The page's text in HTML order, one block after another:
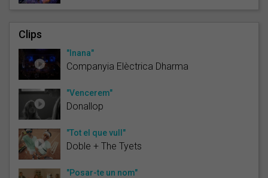
Clips
"Inana"
Companyia Elèctrica Dharma
"Vencerem"
Donallop
"Tot el que vull"
Doble + The Tyets
"Posar-te un nom"